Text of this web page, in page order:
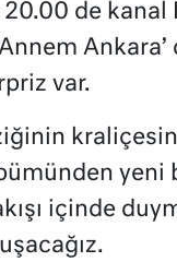
20.00 de kanal
var.
yeni
içinde